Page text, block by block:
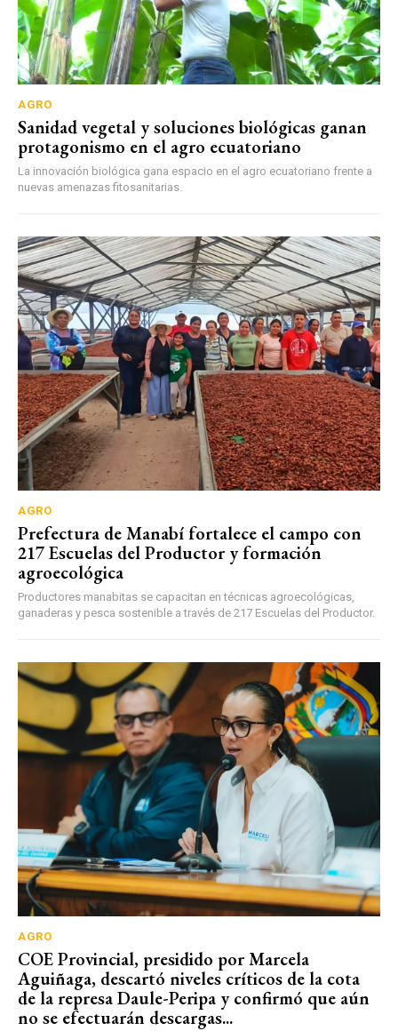
AGRO
Sanidad vegetal y soluciones biológicas ganan
protagonismo en el agro ecuatoriano
La innovación biológica gana espacio en el agro ecuatoriano frente a
nuevas amenazas fitosanitarias.
AGRO
Prefectura de Manabí fortalece el campo con
217 Escuelas del Productor y formación
agroecológica
Productores manabitas se capacitan en técnicas agroecológicas,
ganaderas y pesca sostenible a través de 217 Escuelas del Productor.
AGRO
COE Provincial, presidido por Marcela
Aguiñaga, descartó niveles críticos de la cota
de la represa Daule-Peripa y confirmó que aún
no se efectuarán descargas...